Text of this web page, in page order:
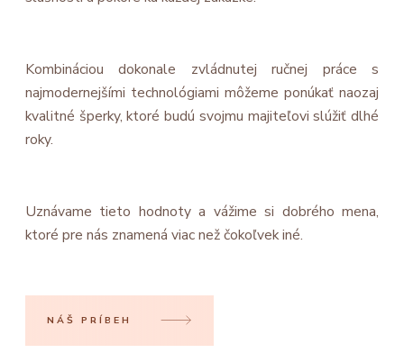
Kombináciou dokonale zvládnutej ručnej práce s
najmodernejšími technológiami môžeme ponúkať naozaj
kvalitné šperky, ktoré budú svojmu majiteľovi slúžiť dlhé
roky.
Uznávame tieto hodnoty a vážime si dobrého mena,
ktoré pre nás znamená viac než čokoľvek iné.
NÁŠ PRÍBEH